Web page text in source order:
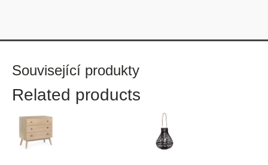
Související produkty
Related products